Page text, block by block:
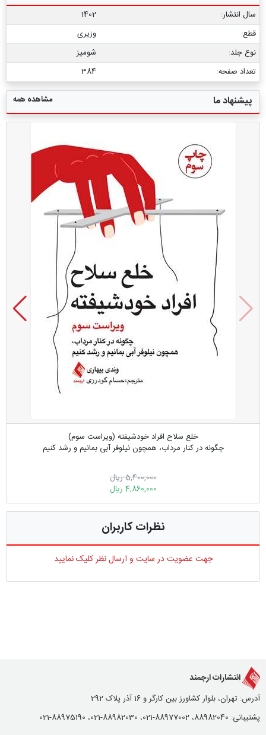
سال انتشار:
1402
قطع:
وزیری
نوع جلد:
شومیز
تعداد صفحه:
384
پیشنهاد ما مشاهده همه
خلع سلاح افراد خودشیفته (ویراست سوم)
چگونه در کنار مرداب، همچون نیلوفر آبی بمانیم و رشد کنیم
5,400,000 ریال
4,860,000 ریال
نظرات کاربران
جهت عضویت در سایت و ارسال نظر کلیک نمایید
انتشارات ارجمند
آدرس: تهران، بلوار کشاورز بین کارگر و 16 آذر پلاک 292
پشتیبانی: 88982040، 88977002-021، 88982030-021، 88975190-021